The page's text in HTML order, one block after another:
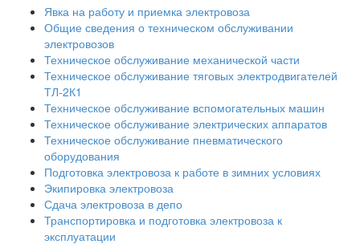
Явка на работу и приемка электровоза
Общие сведения о техническом обслуживании
электровозов
Техническое обслуживание механической части
Техническое обслуживание тяговых электродвигателей
ТЛ-2К1
Техническое обслуживание вспомогательных машин
Техническое обслуживание электрических аппаратов
Техническое обслуживание пневматического
оборудования
Подготовка электровоза к работе в зимних условиях
Экипировка электровоза
Сдача электровоза в депо
Транспортировка и подготовка электровоза к
эксплуатации